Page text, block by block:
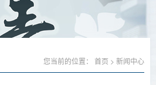
您当前的位置： 首页 > 新闻中心